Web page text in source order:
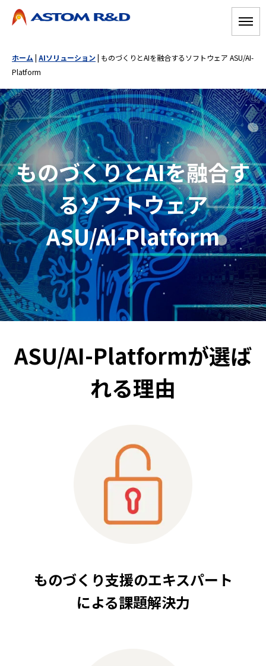
ホーム | AIソリューション| ものづくりとAIを融合するソフトウェア ASU/AI-
Platform
ものづくりとAIを融合す
るソフトウェア
ASU/AI-Platform
ASU/AI-Platformが選ば
れる理由
ものづくり支援のエキスパート
による課題解決力